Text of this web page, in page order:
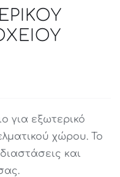
για εξωτερικό
χώρου. Το
και